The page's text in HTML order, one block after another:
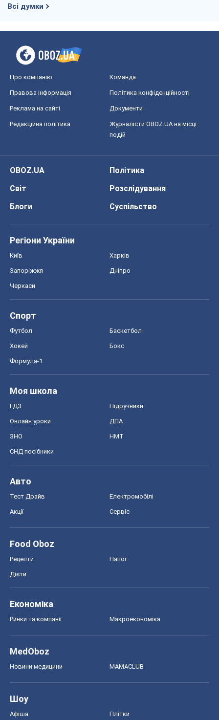
Всі думки
Про компанію Команда
Правова інформація Політика конфіденційності
Реклама на сайті Документи
Редакційна політика
Журналісти OBOZ.UA на місці
подій
OBOZ.UA
Політика
Світ
Розслідування
Блоги
Суспільство
Регіони України
Київ Харків
Запоріжжя Дніпро
Черкаси
Спорт
Футбол Баскетбол
Хокей Бокс
Формула-1
Моя школа
ГДЗ Підручники
Онлайн уроки ДПА
ЗНО НМТ
СНД посібники
Авто
Тест Драйв Електромобілі
Акції Сервіс
Food Oboz
Рецепти Напої
Дієти
Економіка
Ринки та компанії Макроекономіка
MedOboz
Новини медицини MAMACLUB
Шоу
Афіша Плітки